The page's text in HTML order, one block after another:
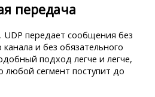
передача
UDP передает сообщения без
и без обязательного
подход легче и легче,
любой сегмент поступит до